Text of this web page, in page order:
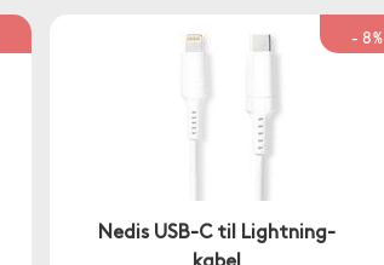
-8%
Nedis USB-C til Lightning-